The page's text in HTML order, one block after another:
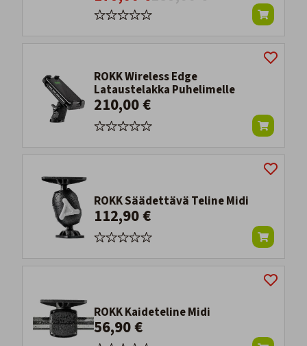
ROKK Wireless Edge
Lataustelakka Puhelimelle
210,00 €
ROKK Säädettävä Teline Midi
112,90 €
ROKK Kaideteline Midi
56,90 €